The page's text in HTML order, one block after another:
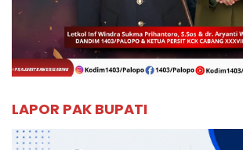
LAPOR PAK BUPATI